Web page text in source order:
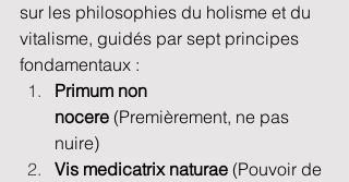
sur les philosophies du holisme et du
vitalisme, guidés par sept principes
fondamentaux :
Primum non
nocere (Premièrement, ne pas
nuire)
Vis medicatrix naturae (Pouvoir de